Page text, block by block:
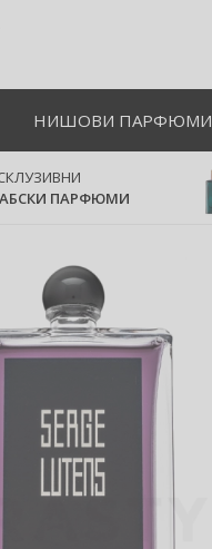
НИШОВИ ПАРФЮМИ
ПАРФЮМИ